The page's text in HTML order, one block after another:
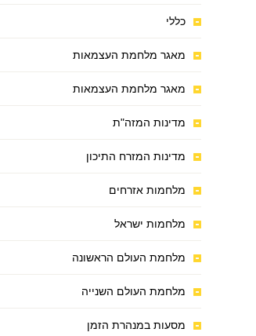
כללי
מאגר מלחמת העצמאות
מאגר מלחמת העצמאות
מדינות המזה"ת
מדינות המזרח התיכון
מלחמות אזרחים
מלחמות ישראל
מלחמת העולם הראשונה
מלחמת העולם השנייה
מסעות במנהרת הזמן